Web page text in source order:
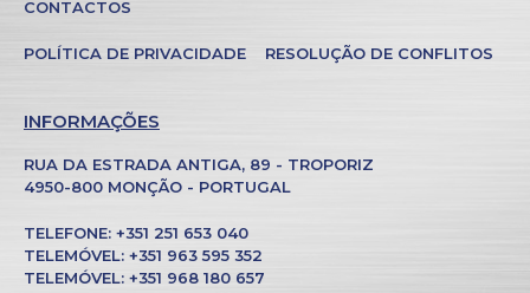
CONTACTOS
POLÍTICA DE PRIVACIDADE RESOLUÇÃO DE CONFLITOS
INFORMAÇÕES
RUA DA ESTRADA ANTIGA, 89 - TROPORIZ
4950-800 MONÇÃO - PORTUGAL
TELEFONE: +351 251 653 040
TELEMÓVEL: +351 963 595 352
TELEMÓVEL: +351 968 180 657